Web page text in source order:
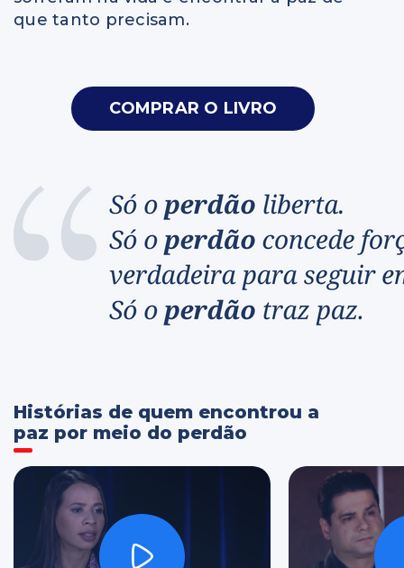
que tanto precisam.
COMPRAR O LIVRO
Histórias de quem encontrou a
paz por meio do perdão